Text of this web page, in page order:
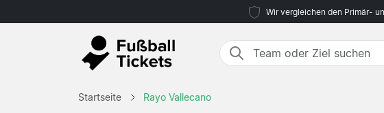
Wir vergleichen den Primär-
Startseite Rayo Vallecano